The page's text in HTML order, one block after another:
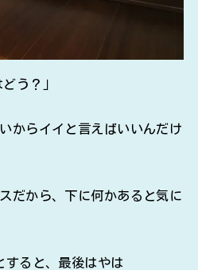
う？」
からイイと言えばいいんだけ
だから、下に何かあると気に
すると、最後はやは